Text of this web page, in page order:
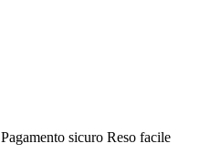
Pagamento sicuro Reso facile